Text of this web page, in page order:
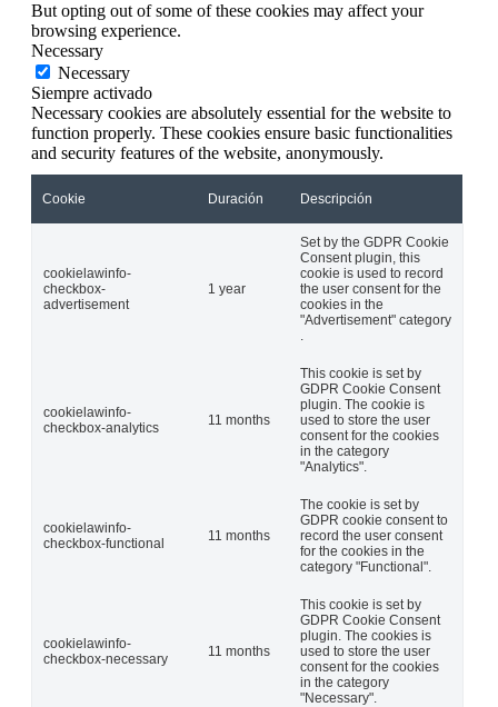
But opting out of some of these cookies may affect your
browsing experience.
Necessary
Necessary
Siempre activado
Necessary cookies are absolutely essential for the website to
function properly. These cookies ensure basic functionalities
and security features of the website, anonymously.
Cookie Duración Descripción
cookielawinfo-
checkbox-
advertisement
1 year
Set by the GDPR Cookie
Consent plugin, this
cookie is used to record
the user consent for the
cookies in the
"Advertisement" category
cookielawinfo-
checkbox-analytics
11 months
This cookie is set by
GDPR Cookie Consent
plugin. The cookie is
used to store the user
consent for the cookies
in the category
"Analytics".
cookielawinfo-
checkbox-functional
11 months
The cookie is set by
GDPR cookie consent to
record the user consent
for the cookies in the
category "Functional".
cookielawinfo-
checkbox-necessary
11 months
This cookie is set by
GDPR Cookie Consent
plugin. The cookies is
used to store the user
consent for the cookies
in the category
"Necessary".